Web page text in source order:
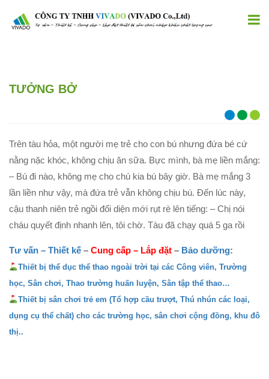
TƯỞNG BỞ
Trên tàu hỏa, một người mẹ trẻ cho con bú nhưng đứa bé cứ
nằng nặc khóc, không chịu ăn sữa. Bực mình, bà mẹ liền mắng:
– Bú đi nào, không mẹ cho chú kia bú bây giờ. Bà mẹ mắng 3
lần liền như vậy, mà đứa trẻ vẫn không chịu bú. Đến lúc này,
cậu thanh niên trẻ ngồi đối diện mới rụt rè lên tiếng: – Chị nói
cháu quyết định nhanh lên, tôi chờ. Tàu đã chạy quá 5 ga rồi
Tư vấn – Thiết kế – Cung cấp – Lắp đặt – Bảo dưỡng:
Thiết bị thể dục thể thao ngoài trời tại các Công viên, Trường
học, Sân chơi, Thao trường huấn luyện, Sân tập thể thao…
Thiết bị sân chơi trẻ em (Tổ hợp cầu trượt, Thú nhún các loại,
dụng cụ thể chất) cho các trường học, sân chơi cộng đồng, khu đô
thị..